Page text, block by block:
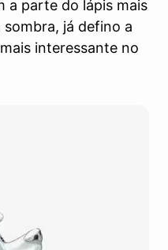
a parte do lápis mais
já defino a
interessante no